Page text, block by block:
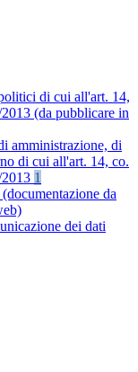
di cui all'art. 14,
(da pubblicare in
amministrazione, di
di cui all'art. 14, co.
1
da
dei dati